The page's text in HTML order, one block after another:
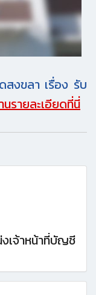
สงขลา เรื่อง รับ
นรายละเอียดที่นี่
เจ้าหน้าที่บัญชี